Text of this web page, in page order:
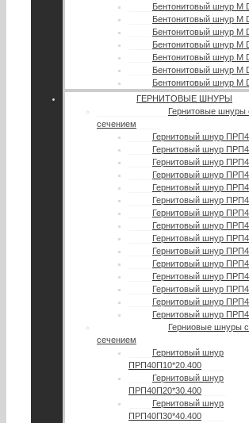
Бентонитовый шнур М
Бентонитовый шнур М
Бентонитовый шнур М
Бентонитовый шнур М
Бентонитовый шнур М
Бентонитовый шнур М
Бентонитовый шнур М
ГЕРНИТОВЫЕ ШНУРЫ
Гернитовые шнуры
сечением
Гернитовый шнур
Гернитовый шнур
Гернитовый шнур
Гернитовый шнур
Гернитовый шнур
Гернитовый шнур
Гернитовый шнур
Гернитовый шнур
Гернитовый шнур
Гернитовый шнур
Гернитовый шнур
Гернитовый шнур
Гернитовый шнур
Гернитовый шнур
Гернитовый шнур
Герниовые шнуры
сечением
Гернитовый шнур
ПРП40П10*20.400
Гернитовый шнур
ПРП40П20*30.400
Гернитовый шнур
ПРП40П30*40.400